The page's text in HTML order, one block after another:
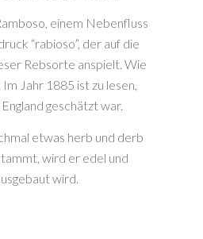
einem Nebenfluss
“rabioso”, der auf die
Rebsorte anspielt. Wie
Jahr 1885 ist zu lesen,
geschätzt war.
etwas herb und derb
wird er edel und
wird.